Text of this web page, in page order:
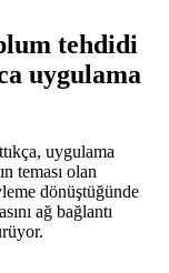
tehdidi
uygulama
uygulama
teması olan
dönüştüğünde
ağ bağlantı